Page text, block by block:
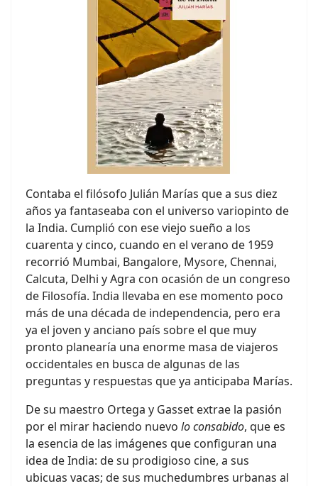
Contaba el filósofo Julián Marías que a sus diez
años ya fantaseaba con el universo variopinto de
la India. Cumplió con ese viejo sueño a los
cuarenta y cinco, cuando en el verano de 1959
recorrió Mumbai, Bangalore, Mysore, Chennai,
Calcuta, Delhi y Agra con ocasión de un congreso
de Filosofía. India llevaba en ese momento poco
más de una década de independencia, pero era
ya el joven y anciano país sobre el que muy
pronto planearía una enorme masa de viajeros
occidentales en busca de algunas de las
preguntas y respuestas que ya anticipaba Marías.
De su maestro Ortega y Gasset extrae la pasión
por el mirar haciendo nuevo lo consabido, que es
la esencia de las imágenes que configuran una
idea de India: de su prodigioso cine, a sus
ubicuas vacas; de sus muchedumbres urbanas al